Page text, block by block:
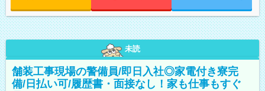
未読
舗装工事現場の警備員/即日入社◎家電付き寮完
備/日払い可/履歴書・面接なし！家も仕事もすぐ